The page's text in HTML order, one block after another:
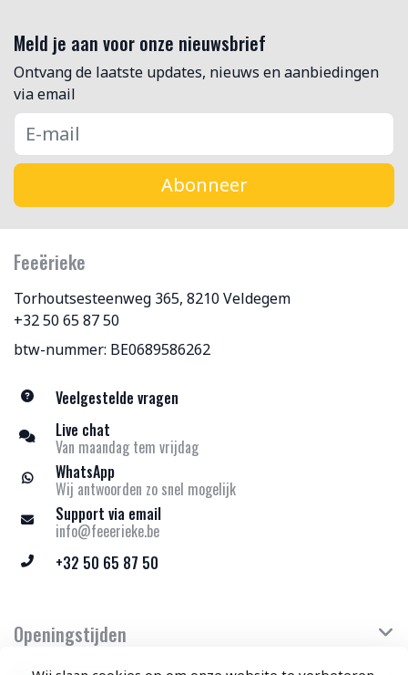
Meld je aan voor onze nieuwsbrief
Ontvang de laatste updates, nieuws en aanbiedingen
via email
Abonneer
Feeërieke
Torhoutsesteenweg 365, 8210 Veldegem
+32 50 65 87 50
btw-nummer: BE0689586262
Veelgestelde vragen
Live chat
Van maandag tem vrijdag
WhatsApp
Wij antwoorden zo snel mogelijk
Support via email
info@feeerieke.be
+32 50 65 87 50
Openingstijden